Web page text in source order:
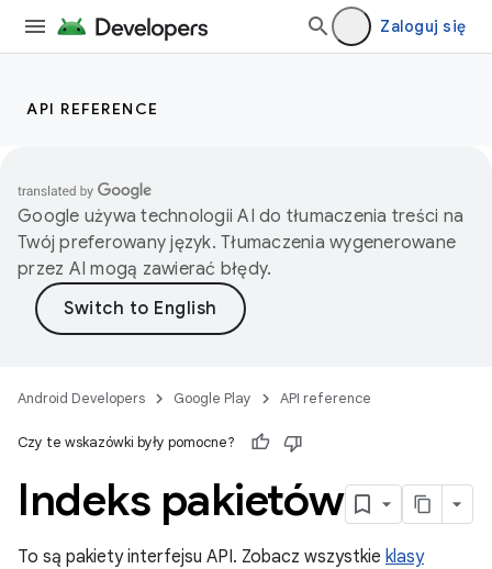
Zaloguj się
API REFERENCE
Google używa technologii AI do tłumaczenia treści na
Twój preferowany język. Tłumaczenia wygenerowane
przez AI mogą zawierać błędy.
Android Developers Google Play API reference
Czy te wskazówki były pomocne?
Indeks pakietów
To są pakiety interfejsu API. Zobacz wszystkie klasy